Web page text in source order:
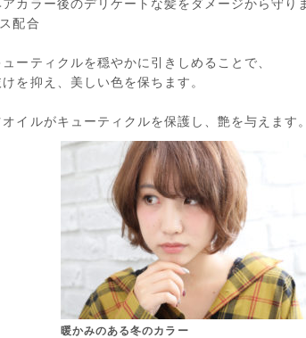
カラー後のデリケートな髪をダメージから守り
配合
ーティクルを穏やかに引きしめることで、
を抑え、美しい色を保ちます。
イルがキューティクルを保護し、艶を与えます。
暖かみのある冬のカラー